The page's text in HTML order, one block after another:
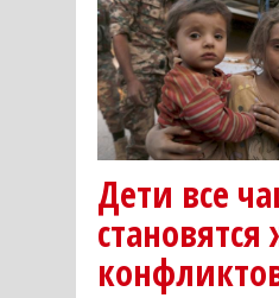
Дети все